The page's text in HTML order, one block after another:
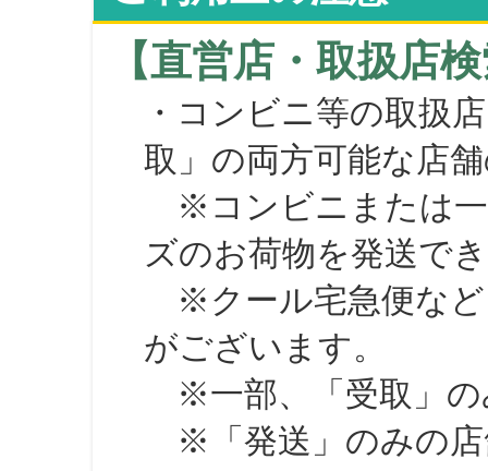
【直営店・取扱店
・コンビニ等の取扱
取」の両方可能な店
※コンビニまたは一
ズのお荷物を発送で
※クール宅急便など
がございます。
※一部、「受取」の
※「発送」のみの店